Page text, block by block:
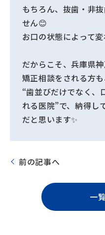
もちろん、抜歯・非
せん😊
お口の状態によって変
だからこそ、兵庫県
矯正相談をされる方も
“歯並びだけでなく、
れる医院”で、納得し
だと思います✨
前の記事へ
一